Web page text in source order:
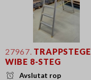
27967. TRAPPSTEGE
WIBE 8-STEG
Avslutat rop